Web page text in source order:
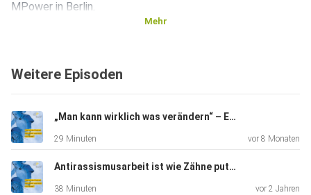
MPower in Berlin.
Schnitt: Livia Giuliani
Coverdesign und Social media: Jasmin Asaad und Livia
Giuliani
Mehr
Weitere Episoden
„Man kann wirklich was verändern“ – Ehrenamtliche Vormundschaft in der Praxis
29 Minuten vor 8 Monaten
Antirassismusarbeit ist wie Zähne putzen
38 Minuten vor 2 Jahren